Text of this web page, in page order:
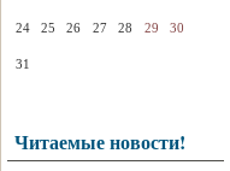
24 25 26 27 28 29 30
31
Читаемые новости!